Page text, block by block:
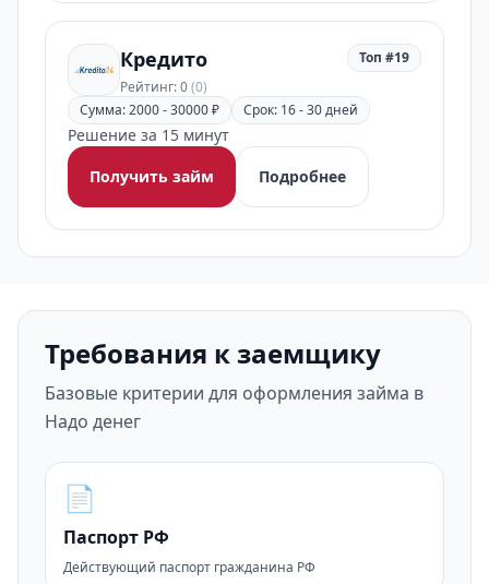
Кредито
Рейтинг: 0(0)
Топ #19
Сумма: 2000 - 30000 ₽ Срок: 16 - 30 дней
Решение за 15 минут
Получить займ
Подробнее
Требования к заемщику
Базовые критерии для оформления займа в
Надо денег
📄
Паспорт РФ
Действующий паспорт гражданина РФ